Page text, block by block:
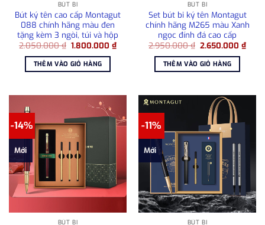
BÚT BI
Bút ký tên cao cấp Montagut
088 chính hãng màu đen
tặng kèm 3 ngòi, túi và hộp
2.050.000₫ Giá
là:
2.050.000 ₫.
1.800.000₫Giá
hiện
1.800.000 ₫.
THÊM VÀO GIỎ HÀNG
BÚT BI
Set bút bi ký tên Montagut
chính hãng M265 màu Xanh
ngọc đính đá cao cấp
2.950.000₫ Giá
là:
2.950.000 ₫.
2.650.000₫Giá
hiện
THÊM VÀO GIỎ HÀNG
-14%
Mới
BÚT BI
-11%
Mới
BÚT BI